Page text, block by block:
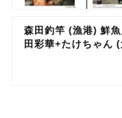
森田釣竿 (漁港) 鮮
田彩華+たけちゃん